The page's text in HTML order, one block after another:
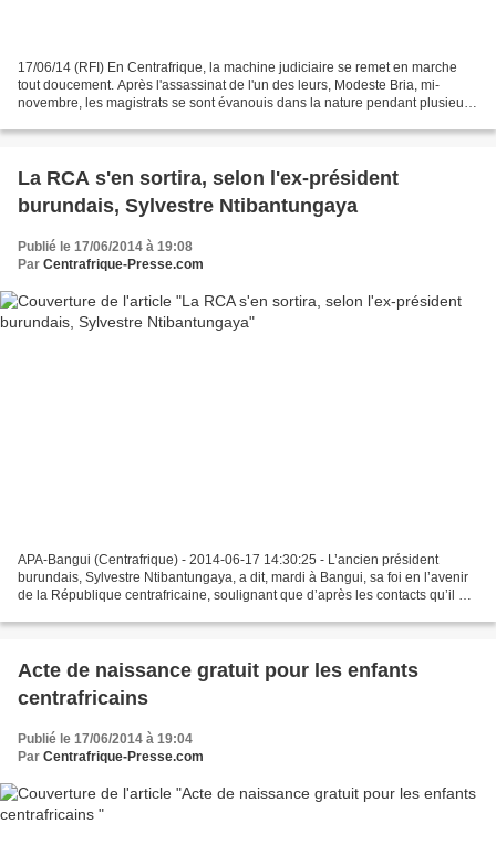
17/06/14 (RFI) En Centrafrique, la machine judiciaire se remet en marche
tout doucement. Après l'assassinat de l'un des leurs, Modeste Bria, mi-
novembre, les magistrats se sont évanouis dans la nature pendant plusieurs
La RCA s'en sortira, selon l'ex-président
burundais, Sylvestre Ntibantungaya
Publié le 17/06/2014 à 19:08
Par Centrafrique-Presse.com
APA-Bangui (Centrafrique) - 2014-06-17 14:30:25 - L’ancien président
burundais, Sylvestre Ntibantungaya, a dit, mardi à Bangui, sa foi en l’avenir
de la République centrafricaine, soulignant que d’après les contacts qu’il a
Acte de naissance gratuit pour les enfants
centrafricains
Publié le 17/06/2014 à 19:04
Par Centrafrique-Presse.com